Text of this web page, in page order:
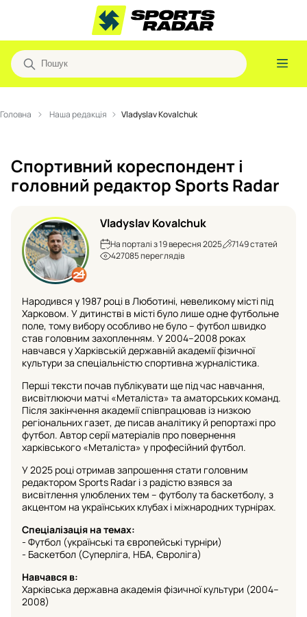
Головна Наша редакція Vladyslav Kovalchuk
Cпортивний кореспондент і
головний редактор Sports Radar
Vladyslav Kovalchuk
На порталі з 19 вересня 2025
7149 статей
427085 переглядів
Народився у 1987 році в Люботині, невеликому місті під
Харковом. У дитинстві в місті було лише одне футбольне
поле, тому вибору особливо не було – футбол швидко
став головним захопленням. У 2004–2008 роках
навчався у Харківській державній академії фізичної
культури за спеціальністю спортивна журналістика.
Перші тексти почав публікувати ще під час навчання,
висвітлюючи матчі «Металіста» та аматорських команд.
Після закінчення академії співпрацював із низкою
регіональних газет, де писав аналітику й репортажі про
футбол. Автор серії матеріалів про повернення
харківського «Металіста» у професійний футбол.
У 2025 році отримав запрошення стати головним
редактором Sports Radar і з радістю взявся за
висвітлення улюблених тем – футболу та баскетболу, з
акцентом на українських клубах і міжнародних турнірах.
Спеціалізація на темах:
- Футбол (українські та європейські турніри)
- Баскетбол (Суперліга, НБА, Євроліга)
Навчався в:
Харківська державна академія фізичної культури (2004–
2008)